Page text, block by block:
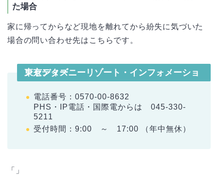
た場合
家に帰ってからなど現地を離れてから紛失に気づいた
場合の問い合わせ先はこちらです。
東京ディズニーリゾート・インフォメーションセンター
電話番号：0570-00-8632
PHS・IP電話・国際電からは 045-330-
5211
受付時間：9:00 ～ 17:00 （年中無休）
「」